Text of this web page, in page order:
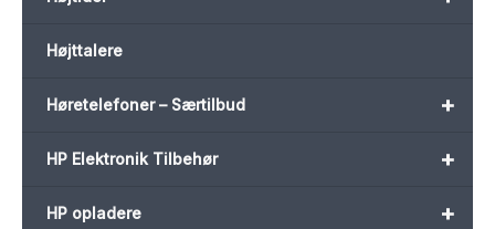
Højttalere
+
Høretelefoner – Særtilbud
+
HP Elektronik Tilbehør
+
HP opladere